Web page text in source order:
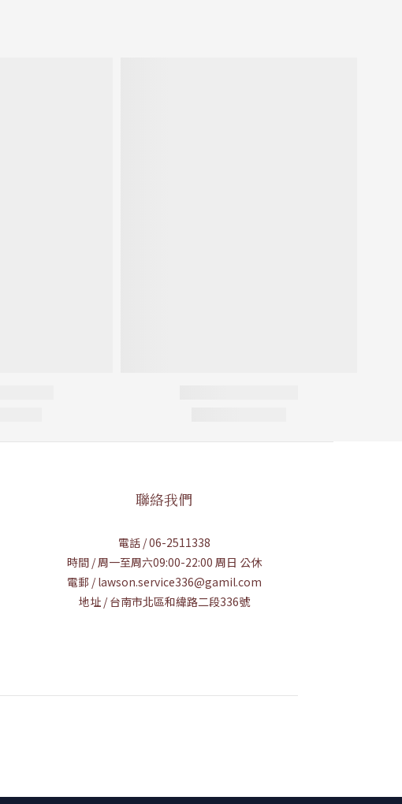
聯絡我們
電話 / 06-2511338
時間 / 周一至周六09:00-22:00 周日 公休
電郵 / lawson.service336@gamil.com
地址 / 台南市北區和緯路二段336號